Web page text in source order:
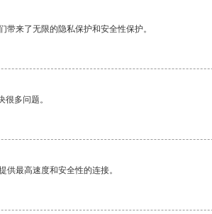
带来了无限的隐私保护和安全性保护。
多问题。
供最高速度和安全性的连接。